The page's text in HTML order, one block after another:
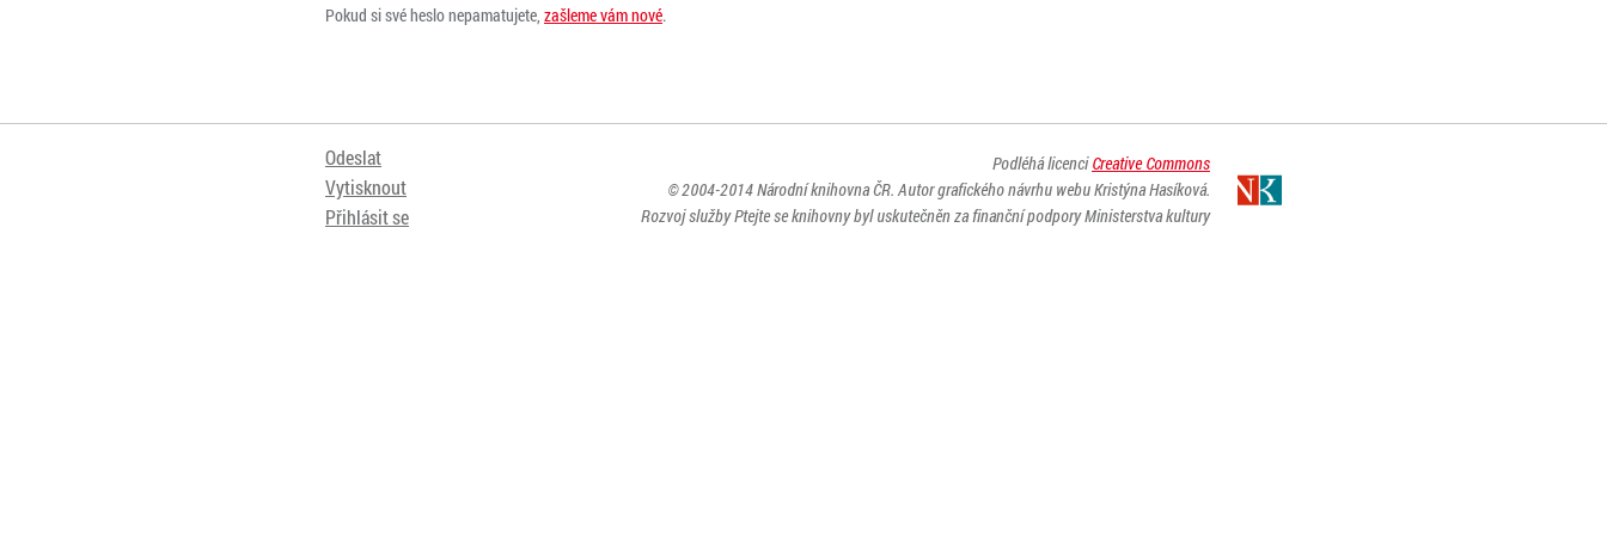
Pokud si své heslo nepamatujete, zašleme vám nové.
Odeslat
Vytisknout
Přihlásit se
Podléhá licenciCreative Commons
© 2004-2014Národní knihovna ČR. Autor grafického návrhu webu Kristýna Hasíková.
Rozvoj služby Ptejte se knihovny byl uskutečněn za finanční podpory Ministerstva kultury